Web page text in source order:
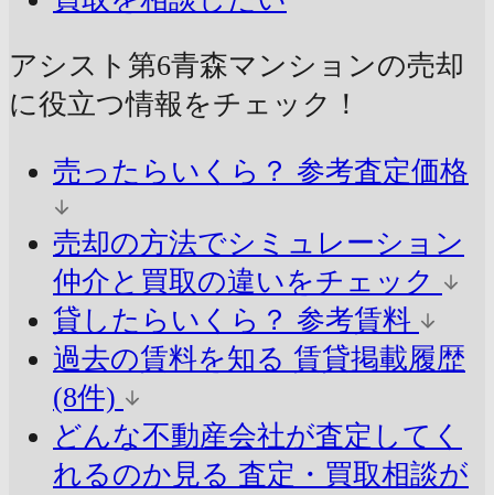
アシスト第6青森マンションの売却
に役立つ情報をチェック！
売ったらいくら？ 参考査定価格
売却の方法でシミュレーション
仲介と買取の違いをチェック
貸したらいくら？ 参考賃料
過去の賃料を知る 賃貸掲載履歴
(8件)
どんな不動産会社が査定してく
れるのか見る 査定・買取相談が